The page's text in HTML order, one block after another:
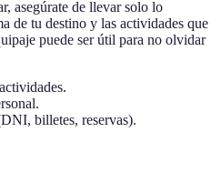
asegúrate de llevar solo lo
de tu destino y las actividades que
puede ser útil para no olvidar
billetes, reservas).